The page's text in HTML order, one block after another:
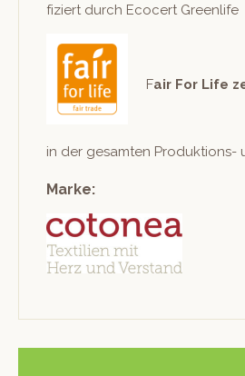
fiziert durch Eco­cert Greenlife
Fair For Life
in der gesamten Pro­duk­tions-
Marke: